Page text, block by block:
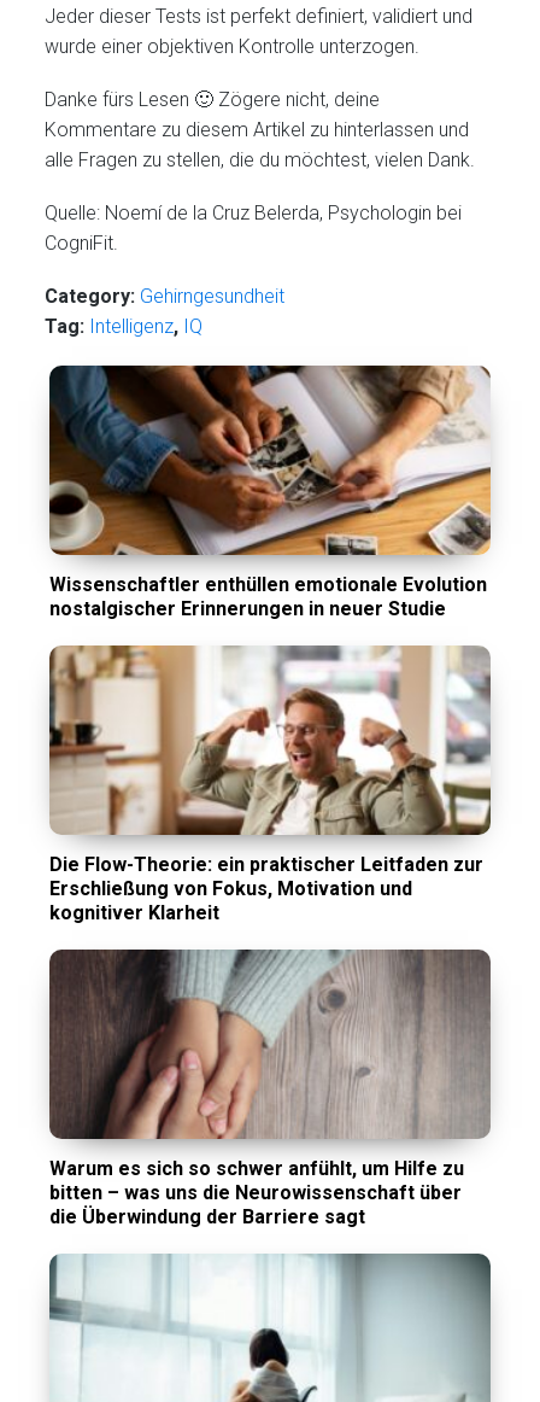
Jeder dieser Tests ist perfekt definiert, validiert und
wurde einer objektiven Kontrolle unterzogen.
Danke fürs Lesen 🙂 Zögere nicht, deine
Kommentare zu diesem Artikel zu hinterlassen und
alle Fragen zu stellen, die du möchtest, vielen Dank.
Quelle: Noemí de la Cruz Belerda, Psychologin bei
CogniFit.
Category: Gehirngesundheit
Tag: Intelligenz, IQ
Wissenschaftler enthüllen emotionale Evolution
nostalgischer Erinnerungen in neuer Studie
Die Flow-Theorie: ein praktischer Leitfaden zur
Erschließung von Fokus, Motivation und
kognitiver Klarheit
Warum es sich so schwer anfühlt, um Hilfe zu
bitten – was uns die Neurowissenschaft über
die Überwindung der Barriere sagt